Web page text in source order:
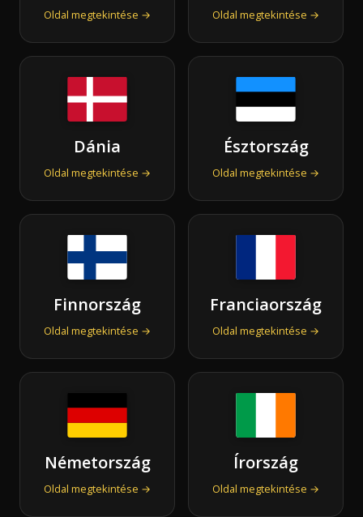
Oldal megtekintése → Oldal megtekintése →
Dánia
Oldal megtekintése →
Észtország
Oldal megtekintése →
Finnország
Oldal megtekintése →
Franciaország
Oldal megtekintése →
Németország
Oldal megtekintése →
Írország
Oldal megtekintése →